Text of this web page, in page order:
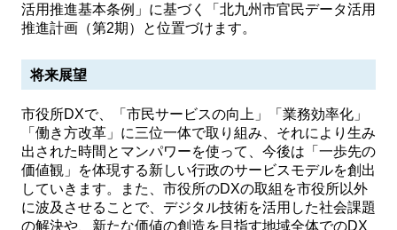
活用推進基本条例」に基づく「北九州市官民データ活用
推進計画（第2期）と位置づけます。
将来展望
市役所DXで、「市民サービスの向上」「業務効率化」
「働き方改革」に三位一体で取り組み、それにより生み
出された時間とマンパワーを使って、今後は「一歩先の
価値観」を体現する新しい行政のサービスモデルを創出
していきます。また、市役所のDXの取組を市役所以外
に波及させることで、デジタル技術を活用した社会課題
の解決や、新たな価値の創造を目指す地域全体でのDX